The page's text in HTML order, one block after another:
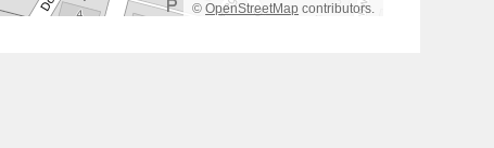
©OpenStreetMap contributors.